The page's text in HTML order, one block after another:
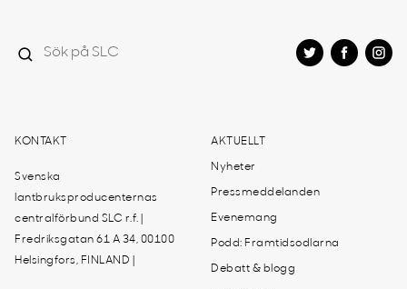
KONTAKT
Svenska
lantbruksproducenternas
centralförbund SLC r.f. |
Fredriksgatan 61 A 34, 00100
Helsingfors, FINLAND |
AKTUELLT
Nyheter
Pressmeddelanden
Evenemang
Podd: Framtidsodlarna
Debatt & blogg